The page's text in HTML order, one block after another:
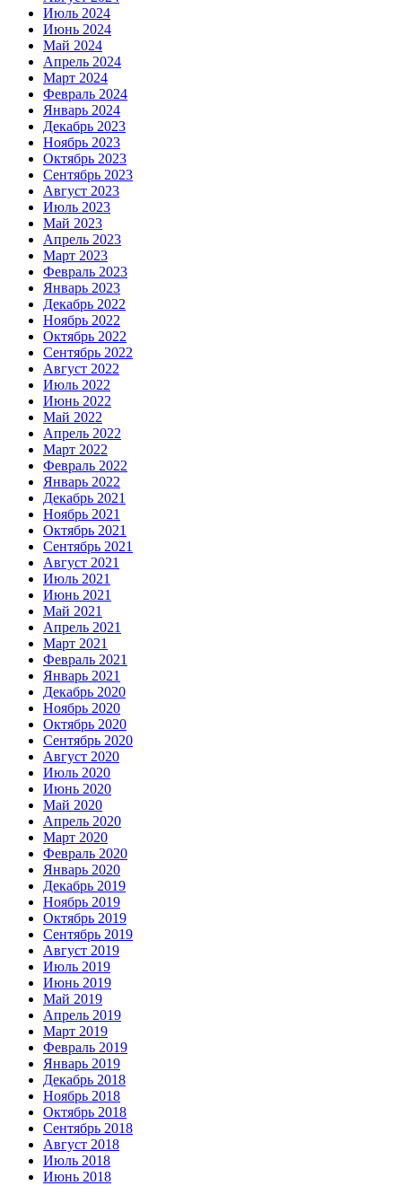
Июль 2024
Июнь 2024
Май 2024
Апрель 2024
Март 2024
Февраль 2024
Январь 2024
Декабрь 2023
Ноябрь 2023
Октябрь 2023
Сентябрь 2023
Август 2023
Июль 2023
Май 2023
Апрель 2023
Март 2023
Февраль 2023
Январь 2023
Декабрь 2022
Ноябрь 2022
Октябрь 2022
Сентябрь 2022
Август 2022
Июль 2022
Июнь 2022
Май 2022
Апрель 2022
Март 2022
Февраль 2022
Январь 2022
Декабрь 2021
Ноябрь 2021
Октябрь 2021
Сентябрь 2021
Август 2021
Июль 2021
Июнь 2021
Май 2021
Апрель 2021
Март 2021
Февраль 2021
Январь 2021
Декабрь 2020
Ноябрь 2020
Октябрь 2020
Сентябрь 2020
Август 2020
Июль 2020
Июнь 2020
Май 2020
Апрель 2020
Март 2020
Февраль 2020
Январь 2020
Декабрь 2019
Ноябрь 2019
Октябрь 2019
Сентябрь 2019
Август 2019
Июль 2019
Июнь 2019
Май 2019
Апрель 2019
Март 2019
Февраль 2019
Январь 2019
Декабрь 2018
Ноябрь 2018
Октябрь 2018
Сентябрь 2018
Август 2018
Июль 2018
Июнь 2018